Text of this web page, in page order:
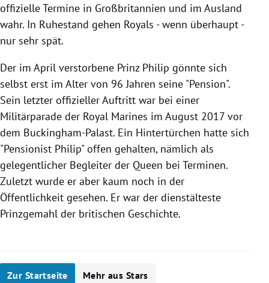
offizielle Termine in Großbritannien und im Ausland
wahr. In Ruhestand gehen Royals - wenn überhaupt -
nur sehr spät.
Der im April verstorbene Prinz Philip gönnte sich
selbst erst im Alter von 96 Jahren seine "Pension".
Sein letzter offizieller Auftritt war bei einer
Militärparade der Royal Marines im August 2017 vor
dem Buckingham-Palast. Ein Hintertürchen hatte sich
"Pensionist Philip" offen gehalten, nämlich als
gelegentlicher Begleiter der Queen bei Terminen.
Zuletzt wurde er aber kaum noch in der
Öffentlichkeit gesehen. Er war der dienstälteste
Prinzgemahl der britischen Geschichte.
Zur Startseite Mehr aus Stars